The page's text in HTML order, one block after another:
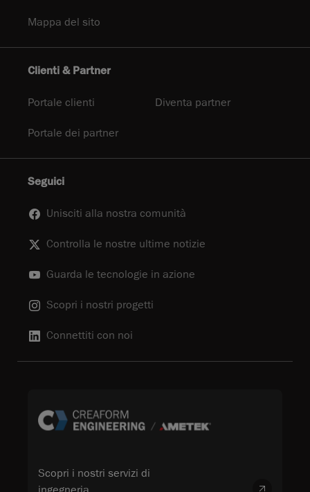
Mappa del sito
Clienti & Partner
Portale clienti Diventa partner
Portale dei partner
Seguici
Unisciti alla nostra comunità
Controlla le nostre ultime notizie
Guarda le tecnologie in azione
Scopri i nostri progetti
Connettiti con noi
Scopri i nostri servizi di